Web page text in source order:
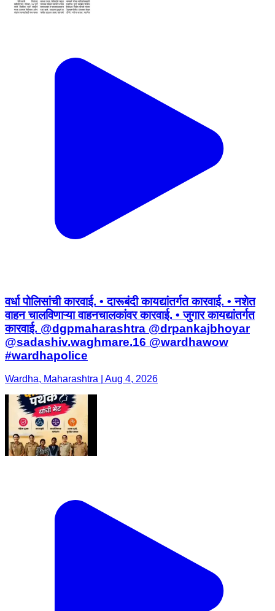
वर्धा पोलिसांची कारवाई. • दारूबंदी कायद्यांतर्गत कारवाई. • नशेत
वाहन चालविणाऱ्या वाहनचालकांवर कारवाई. • जुगार कायद्यांतर्गत
कारवाई. @dgpmaharashtra @drpankajbhoyar
@sadashiv.waghmare.16 @wardhawow
#wardhapolice
Wardha, Maharashtra | Aug 4, 2026